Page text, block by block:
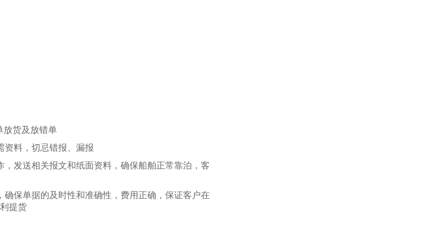
放货及放错单
资料，切忌错报、漏报
发送相关报文和纸面资料，确保船舶正常靠泊，客
保单据的及时性和准确性，费用正确，保证客户在
提货